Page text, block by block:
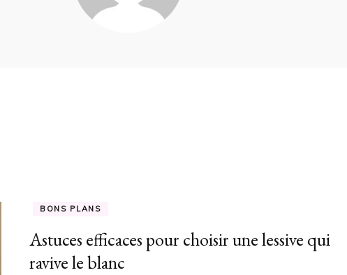
BONS PLANS
Astuces efficaces pour choisir une lessive qui
ravive le blanc